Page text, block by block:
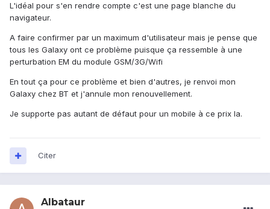
L'idéal pour s'en rendre compte c'est une page blanche du
navigateur.
A faire confirmer par un maximum d'utilisateur mais je pense que
tous les Galaxy ont ce problème puisque ça ressemble à une
perturbation EM du module GSM/3G/Wifi
En tout ça pour ce problème et bien d'autres, je renvoi mon
Galaxy chez BT et j'annule mon renouvellement.
Je supporte pas autant de défaut pour un mobile à ce prix la.
Citer
Albataur